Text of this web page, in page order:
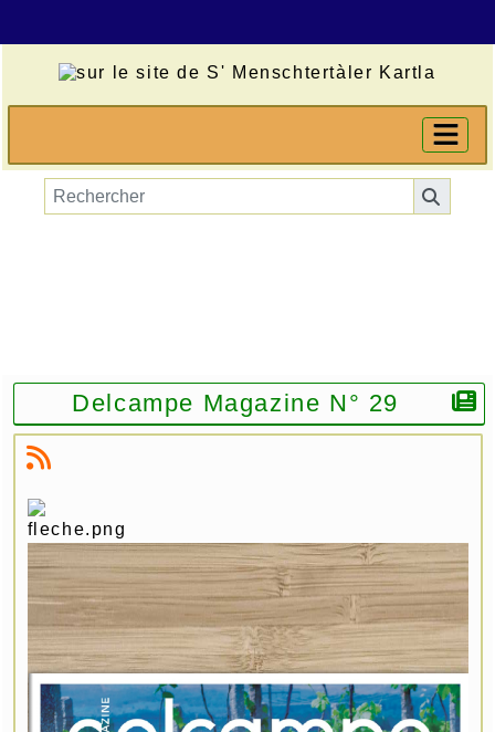
Delcampe Magazine N° 29